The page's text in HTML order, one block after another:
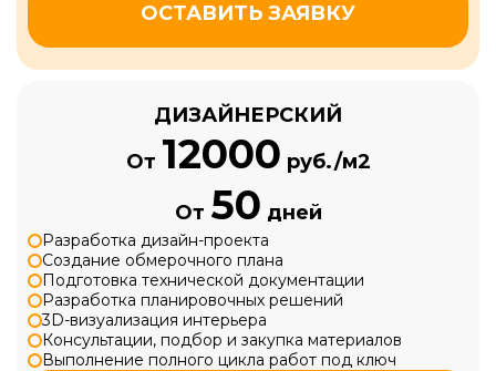
ОСТАВИТЬ ЗАЯВКУ
ДИЗАЙНЕРСКИЙ
От 12000 руб./м2
От 50 дней
Разработка дизайн-проекта
Создание обмерочного плана
Подготовка технической документации
Разработка планировочных решений
3D-визуализация интерьера
Консультации, подбор и закупка материалов
Выполнение полного цикла работ под ключ